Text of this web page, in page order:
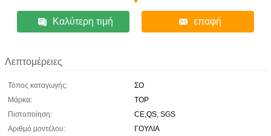
Καλύτερη τιμή επαφή
Λεπτομέρειες
Τόπος καταγωγής:
ΣΟ
Μάρκα:
TOP
Πιστοποίηση:
CE,QS, SGS
Αριθμό μοντέλου:
ΓΟΥΛΙΑ